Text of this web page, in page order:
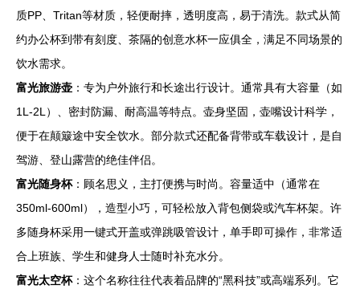
质PP、Tritan等材质，轻便耐摔，透明度高，易于清洗。款式从简
约办公杯到带有刻度、茶隔的创意水杯一应俱全，满足不同场景的
饮水需求。
富光旅游壶 ：专为户外旅行和长途出行设计。通常具有大容量（如
1L-2L）、密封防漏、耐高温等特点。壶身坚固，壶嘴设计科学，
便于在颠簸途中安全饮水。部分款式还配备背带或车载设计，是自
驾游、登山露营的绝佳伴侣。
富光随身杯：顾名思义，主打便携与时尚。容量适中（通常在
350ml-600ml），造型小巧，可轻松放入背包侧袋或汽车杯架。许
多随身杯采用一键式开盖或弹跳吸管设计，单手即可操作，非常适
合上班族、学生和健身人士随时补充水分。
富光太空杯：这个名称往往代表着品牌的“黑科技”或高端系列。它